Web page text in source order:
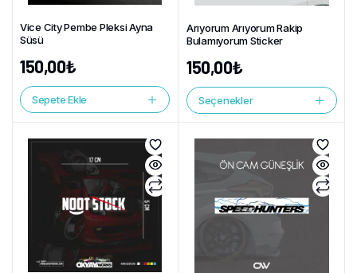
Vice City Pembe Pleksi Ayna
Süsü
150,00₺
Sepete Ekle
Arıyorum Arıyorum Rakip
Bulamıyorum Sticker
150,00₺
Seçenekler